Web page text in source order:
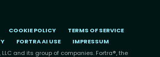
COOKIE POLICY
TERMS OF SERVICE
FORTRA AI USE
IMPRESSUM
and its group of companies. Fortra®, the